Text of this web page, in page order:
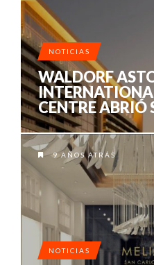
NOTICIAS
WALDORF
CENTRE ABRIÓ
9 AÑOS ATRÁS
NOTICIAS